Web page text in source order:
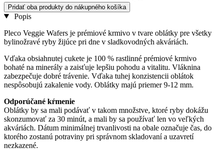
Pridať oba produkty do nákupného košíka
Popis
Pleco Veggie Wafers je prémiové krmivo v tvare oblátky pre všetky
bylinožravé ryby žijúce pri dne v sladkovodných akváriách.
Vďaka obsiahnutej cukete je 100 % rastlinné prémiové krmivo
bohaté na minerály a zaisťuje lepšiu pohodu a vitalitu. Vláknina
zabezpečuje dobré trávenie. Vďaka tuhej konzistencii oblátok
nespôsobujú zakalenie vody. Oblátky majú priemer 9-12 mm.
Odporúčané kŕmenie
Oblátky by sa mali podávať v takom množstve, ktoré ryby dokážu
skonzumovať za 30 minút, a mali by sa používať len vo veľkých
akváriách. Dátum minimálnej trvanlivosti na obale označuje čas, do
ktorého zostanú potraviny pri správnom skladovaní a uzavretí
nezkazené.